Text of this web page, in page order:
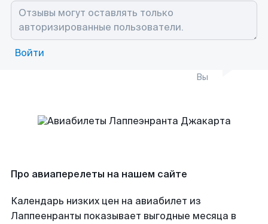
Войти
Вы
Про авиаперелеты на нашем сайте
Календарь низких цен на авиабилет из
Лаппеенранты показывает выгодные месяца в